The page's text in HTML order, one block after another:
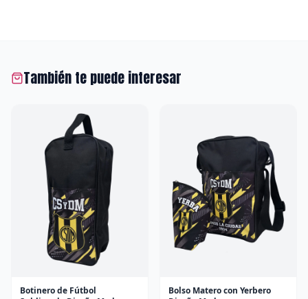
También te puede interesar
Botinero de Fútbol
Bolso Matero con Yerbero